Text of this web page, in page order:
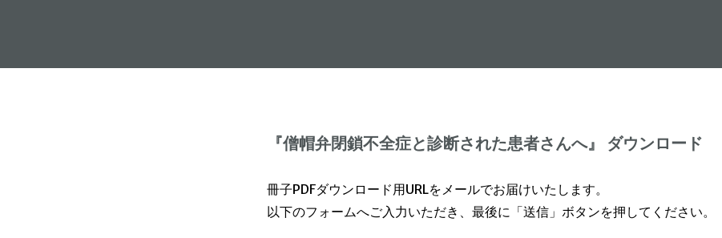
『僧帽弁閉鎖不全症と診断された患者さんへ』 ダウンロード
冊子PDFダウンロード用URLをメールでお届けいたします。
以下のフォームへご入力いただき、最後に「送信」ボタンを押してください。